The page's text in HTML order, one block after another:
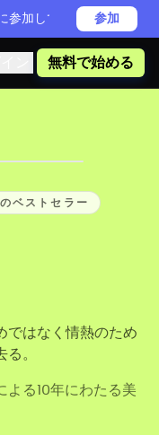
参加してReadever PRO
参加
無料で始める
ベストセラー
ではなく情熱のため
。
よる10年にわたる美